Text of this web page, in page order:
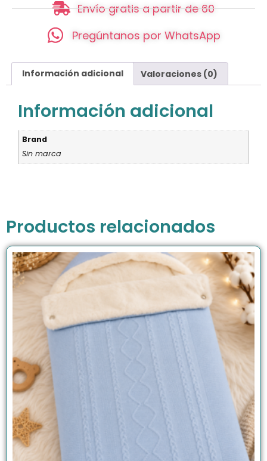
Envío gratis a partir de 60
Pregúntanos por WhatsApp
Información adicional Valoraciones (0)
Información adicional
Brand
Sin marca
Productos relacionados